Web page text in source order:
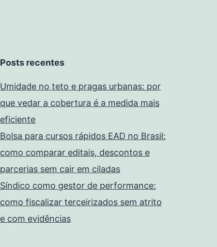
Posts recentes
Umidade no teto e pragas urbanas: por
que vedar a cobertura é a medida mais
eficiente
Bolsa para cursos rápidos EAD no Brasil:
como comparar editais, descontos e
parcerias sem cair em ciladas
Síndico como gestor de performance:
como fiscalizar terceirizados sem atrito
e com evidências